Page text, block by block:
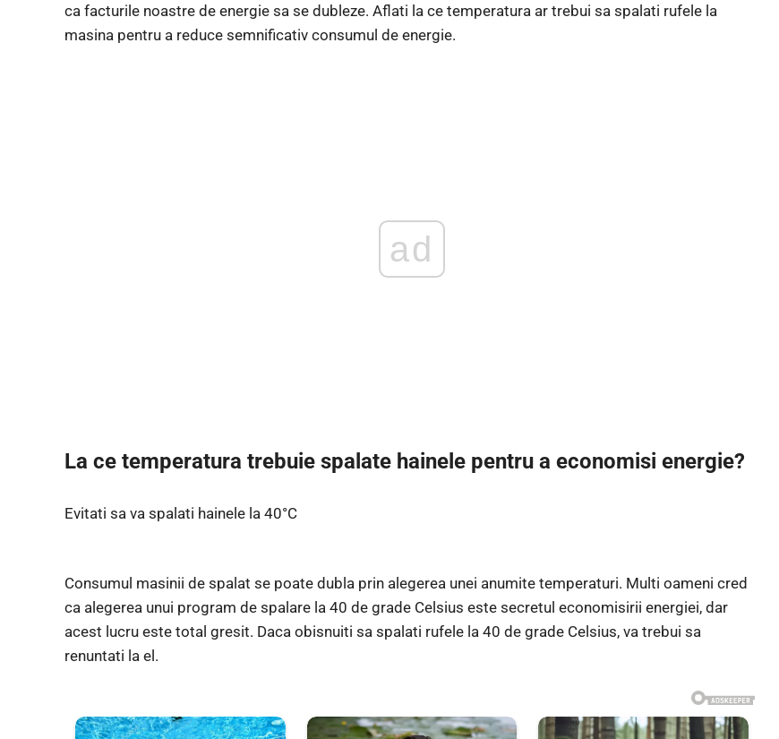
ca facturile noastre de energie sa se dubleze. Aflati la ce temperatura ar trebui sa spalati rufele la
masina pentru a reduce semnificativ consumul de energie.
ad
La ce temperatura trebuie spalate hainele pentru a economisi energie?
Evitati sa va spalati hainele la 40°C
Consumul masinii de spalat se poate dubla prin alegerea unei anumite temperaturi. Multi oameni cred
ca alegerea unui program de spalare la 40 de grade Celsius este secretul economisirii energiei, dar
acest lucru este total gresit. Daca obisnuiti sa spalati rufele la 40 de grade Celsius, va trebui sa
renuntati la el.